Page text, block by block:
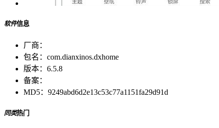
软件信息
厂商：
包名： com.dianxinos.dxhome
版本： 6.5.8
备案：
MD5： 9249abd6d2e13c53c77a1151fa29d91d
同类热门